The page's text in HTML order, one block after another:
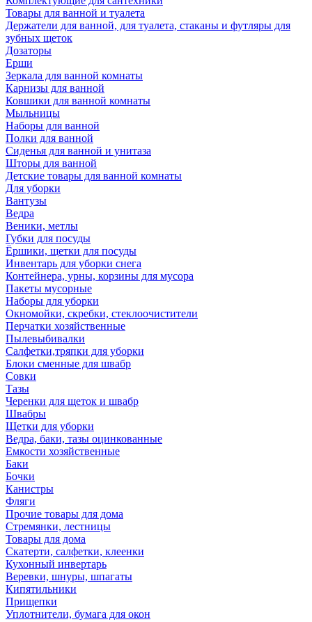
Товары для ванной и туалета
Держатели для ванной, для туалета, стаканы и футляры для
зубных щеток
Дозаторы
Ерши
Зеркала для ванной комнаты
Карнизы для ванной
Ковшики для ванной комнаты
Мыльницы
Наборы для ванной
Полки для ванной
Сиденья для ванной и унитаза
Шторы для ванной
Детские товары для ванной комнаты
Для уборки
Вантузы
Ведра
Веники, метлы
Губки для посуды
Ёршики, щетки для посуды
Инвентарь для уборки снега
Контейнера, урны, корзины для мусора
Пакеты мусорные
Наборы для уборки
Окномойки, скребки, стеклоочистители
Перчатки хозяйственные
Пылевыбивалки
Салфетки,тряпки для уборки
Блоки сменные для швабр
Совки
Тазы
Черенки для щеток и швабр
Швабры
Щетки для уборки
Ведра, баки, тазы оцинкованные
Емкости хозяйственные
Баки
Бочки
Канистры
Фляги
Прочие товары для дома
Стремянки, лестницы
Товары для дома
Скатерти, салфетки, клеенки
Кухонный инвертарь
Веревки, шнуры, шпагаты
Кипятильники
Прищепки
Уплотнители, бумага для окон